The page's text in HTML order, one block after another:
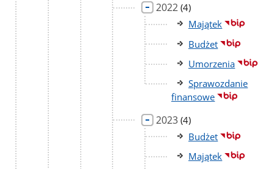
2022 liczba
podstron
(4)
Majątek
Budżet
Umorzenia
Sprawozdanie
finansowe
2023 liczba
podstron
(4)
Budżet
Majątek